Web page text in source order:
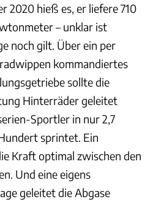
2020 hieß es, er liefere 710
– unklar ist
noch gilt. Über ein per
kommandiertes
sollte die
Hinterräder geleitet
Sportler in nur 2,7
sprintet. Ein
Kraft optimal zwischen den
Und eine eigens
geleitet die Abgase